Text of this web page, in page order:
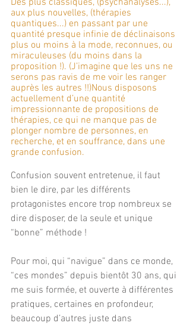
Des plus classiques, (psychanalyses...),
aux plus nouvelles, (thérapies
quantiques...) en passant par une
quantité presque infinie de déclinaisons
plus ou moins à la mode, reconnues, ou
miraculeuses (du moins dans la
proposition !). (J’imagine que les uns ne
serons pas ravis de me voir les ranger
auprès les autres !!)Nous disposons
actuellement d’une quantité
impressionnante de propositions de
thérapies, ce qui ne manque pas de
plonger nombre de personnes, en
recherche, et en souffrance, dans une
grande confusion.
Confusion souvent entretenue, il faut
bien le dire, par les différents
protagonistes encore trop nombreux se
dire disposer, de la seule et unique
“bonne” méthode !
Pour moi, qui “navigue” dans ce monde,
“ces mondes” depuis bientôt 30 ans, qui
me suis formée, et ouverte à différentes
pratiques, certaines en profondeur,
beaucoup d’autres juste dans